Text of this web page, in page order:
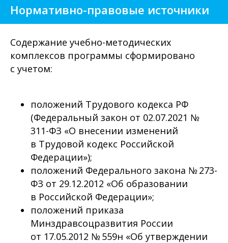
Нормативно-правовые источники
Содержание учебно-методических
комплексов программы сформировано
с учетом:
положений Трудового кодекса РФ
(Федеральный закон от 02.07.2021 №
311-ФЗ «О внесении изменений
в Трудовой кодекс Российской
Федерации»);
положений Федерального закона № 273-
ФЗ от 29.12.2012 «Об образовании
в Российской Федерации»;
положений приказа
Минздравсоцразвития России
от 17.05.2012 № 559н «Об утверждении